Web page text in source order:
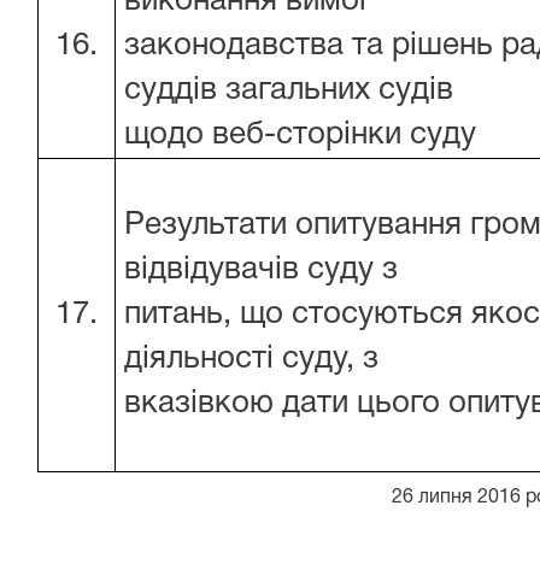
16.
законодавства та рішень
суддів загальних судів
щодо веб-сторінки суду
17.
Результати опитування
відвідувачів суду з
питань, що стосуються
діяльності суду, з
вказівкою дати цього
26 липня 2016